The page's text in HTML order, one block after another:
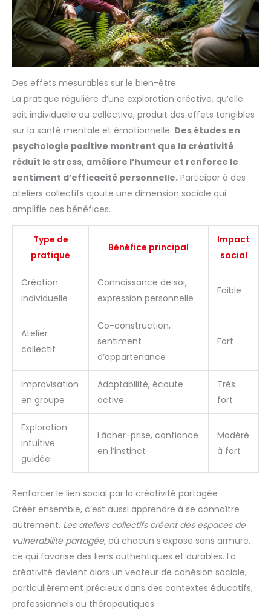
Des effets mesurables sur le bien-être
La pratique régulière d’une exploration créative, qu’elle
soit individuelle ou collective, produit des effets tangibles
sur la santé mentale et émotionnelle. Des études en
psychologie positive montrent que la créativité
réduit le stress, améliore l’humeur et renforce le
sentiment d’efficacité personnelle. Participer à des
ateliers collectifs ajoute une dimension sociale qui
amplifie ces bénéfices.
Type de
pratique
Bénéfice principal
Impact
social
Création
individuelle
Connaissance de soi,
expression personnelle
Faible
Atelier
collectif
Co-construction,
sentiment
d’appartenance
Fort
Improvisation
en groupe
Adaptabilité, écoute
active
Très
fort
Exploration
intuitive
guidée
Lâcher-prise, confiance
en l’instinct
Modéré
à fort
Renforcer le lien social par la créativité partagée
Créer ensemble, c’est aussi apprendre à se connaître
autrement. Les ateliers collectifs créent des espaces de
vulnérabilité partagée, où chacun s’expose sans armure,
ce qui favorise des liens authentiques et durables. La
créativité devient alors un vecteur de cohésion sociale,
particulièrement précieux dans des contextes éducatifs,
professionnels ou thérapeutiques.